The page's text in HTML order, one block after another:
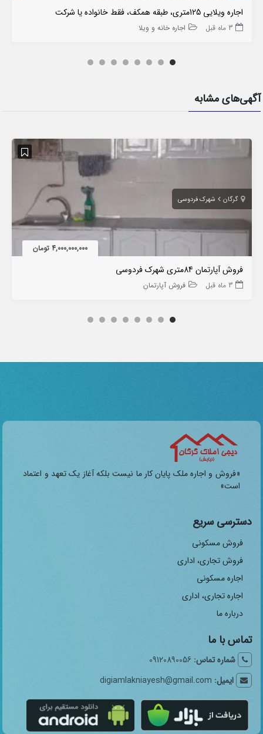
اجاره ویلایی 125متری، طبقه همکف، فقط خانواده یا شرکت
3 ماه قبل اجاره خانه و ویلا
آگهی‌های مشابه
گرگان شهرک فردوسی
4,000,000,000 تومان
فروش آپارتمان 84متری شهرک فردوسی
3 ماه قبل فروش آپارتمان
«فروش و اجاره ملک پایان کار ما نیست بلکه آغاز یک تعهد و اعتماد
است»
دسترسی سریع
فروش مسکونی
فروش تجاری، اداری
اجاره مسکونی
اجاره تجاری، اداری
درباره ما
تماس با ما
شماره تماس: 09120890056
ایمیل: digiamlakniayesh@gmail.com